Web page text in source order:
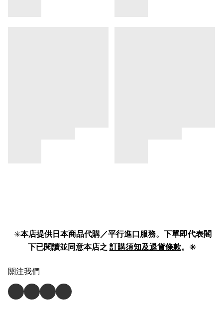
✳️本店提供日本商品代購／平行進口服務。下單即代表閣
下已閱讀並同意本店之 訂購須知及退貨條款。✳️
關注我們